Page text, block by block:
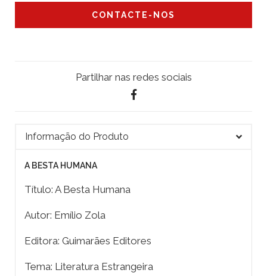
CONTACTE-NOS
Partilhar nas redes sociais
Informação do Produto
A BESTA HUMANA
Título: A Besta Humana
Autor: Emílio Zola
Editora: Guimarães Editores
Tema: Literatura Estrangeira